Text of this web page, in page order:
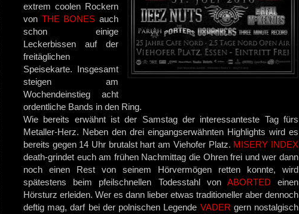
extrem coolen Rockern
von THE BONES auch
schon einige
Leckerbissen auf der
freitäglichen
Speisekarte. Insgesamt
steigen am
Wochendeinstieg acht
ordentliche Bands in den Ring.
Wie bereits erwähnt ist der Samstag der interessanteste Tag fürs
Metaller-Herz. Neben den drei eingangserwähnten Highlights wird es
bereits gegen 14 Uhr brutalst hart am Viehofer Platz. MISERY INDEX
death-grindet eucham frühen Nachmittagdie Ohren frei und wer dann
noch einen Rest von seinem Hörvermögen retten konnte, wird
spätestens beim pfeilschnellen Todesstahl von ABORTED einen
Hörsturz erleiden. Wer es dann lieber etwas traditioneller aber dennoch
deftig mag, darf bei der polnischen Legende VADER gern nostalgisch